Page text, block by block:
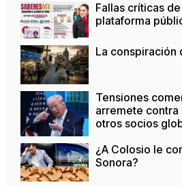
Fallas críticas
plataforma
La conspiración
Tensiones
arremete contra
otros socios
¿A Colosio le
Sonora?